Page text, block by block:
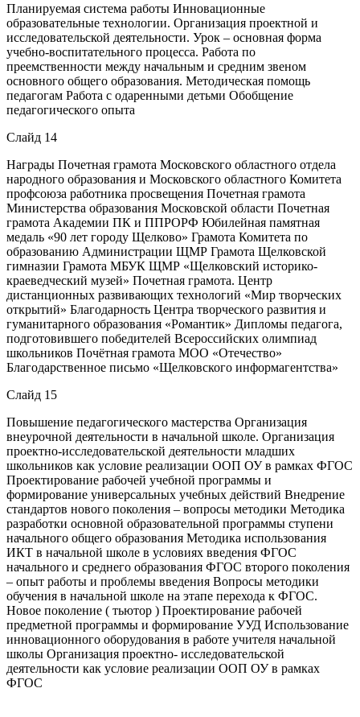
Планируемая система работы Инновационные
образовательные технологии. Организация проектной и
исследовательской деятельности. Урок – основная форма
учебно-воспитательного процесса. Работа по
преемственности между начальным и средним звеном
основного общего образования. Методическая помощь
педагогам Работа с одаренными детьми Обобщение
педагогического опыта
Слайд 14
Награды Почетная грамота Московского областного отдела
народного образования и Московского областного Комитета
профсоюза работника просвещения Почетная грамота
Министерства образования Московской области Почетная
грамота Академии ПК и ППРОРФ Юбилейная памятная
медаль «90 лет городу Щелково» Грамота Комитета по
образованию Администрации ЩМР Грамота Щелковской
гимназии Грамота МБУК ЩМР «Щелковский историко-
краеведческий музей» Почетная грамота. Центр
дистанционных развивающих технологий «Мир творческих
открытий» Благодарность Центра творческого развития и
гуманитарного образования «Романтик» Дипломы педагога,
подготовившего победителей Всероссийских олимпиад
школьников Почётная грамота МОО «Отечество»
Благодарственное письмо «Щелковского информагентства»
Слайд 15
Повышение педагогического мастерства Организация
внеурочной деятельности в начальной школе. Организация
проектно-исследовательской деятельности младших
школьников как условие реализации ООП ОУ в рамках ФГОС
Проектирование рабочей учебной программы и
формирование универсальных учебных действий Внедрение
стандартов нового поколения – вопросы методики Методика
разработки основной образовательной программы ступени
начального общего образования Методика использования
ИКТ в начальной школе в условиях введения ФГОС
начального и среднего образования ФГОС второго поколения
– опыт работы и проблемы введения Вопросы методики
обучения в начальной школе на этапе перехода к ФГОС.
Новое поколение ( тьютор ) Проектирование рабочей
предметной программы и формирование УУД Использование
инновационного оборудования в работе учителя начальной
школы Организация проектно- исследовательской
деятельности как условие реализации ООП ОУ в рамках
ФГОС